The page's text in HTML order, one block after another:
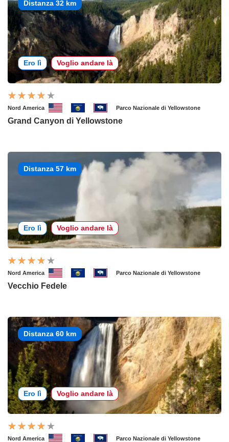
Distanza 32 km
Ero lì Voglio andare là
Nord America Parco Nazionale di Yellowstone
Grand Canyon di Yellowstone
Distanza 57 km
Ero lì Voglio andare là
Nord America Parco Nazionale di Yellowstone
Vecchio Fedele
Distanza 60 km
Ero lì Voglio andare là
Nord America Parco Nazionale di Yellowstone